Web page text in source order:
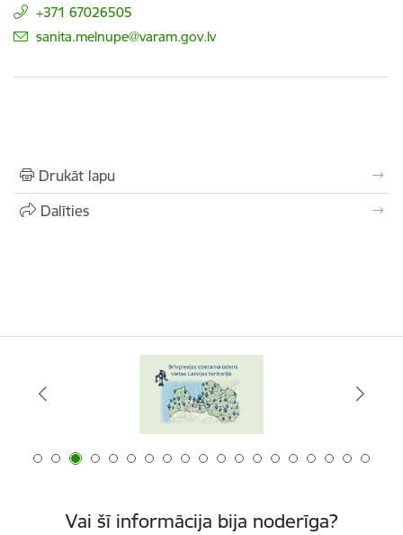
+371 67026505
E-pasts:
sanita.melnupe@varam.gov.lv
Drukāt lapu
Dalīties
Vai šī informācija bija noderīga?